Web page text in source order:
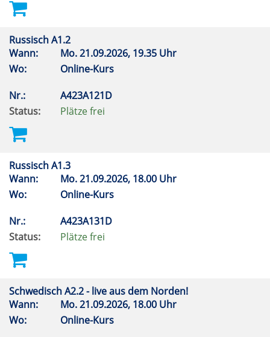
Russisch A1.2
Wann:
Mo.21.09.2026, 19.35 Uhr
Wo:
Online-Kurs
Nr.:
A423A121D
Status:
Plätze frei
Russisch A1.3
Wann:
Mo.21.09.2026, 18.00 Uhr
Wo:
Online-Kurs
Nr.:
A423A131D
Status:
Plätze frei
Schwedisch A2.2 - live aus dem Norden!
Wann:
Mo.21.09.2026, 18.00 Uhr
Wo:
Online-Kurs